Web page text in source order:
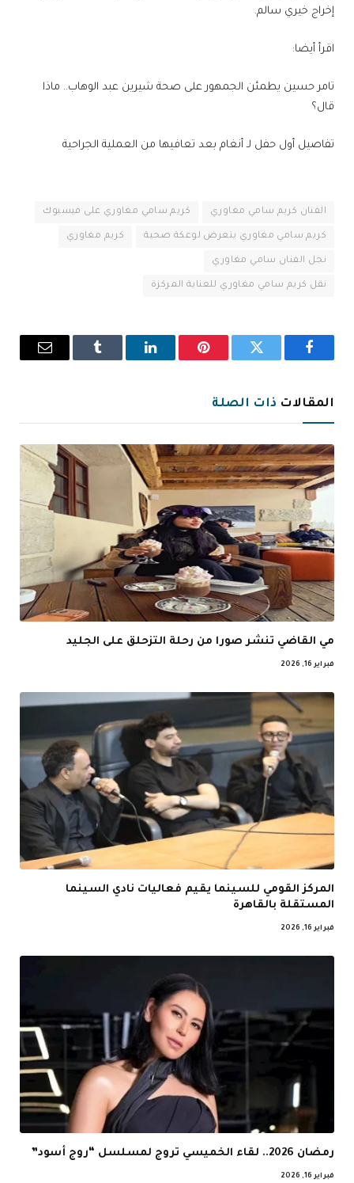
إخراج خيري سالم.
اقرأ أيضا:
تامر حسين يطمئن الجمهور على صحة شيرين عبد الوهاب.. ماذا
قال؟
تفاصيل أول حفل لـ أنغام بعد تعافيها من العملية الجراحية
الفنان كريم سامي مغاوري كريم سامي مغاوري على فيسبوك
كريم سامي مغاوري يتعرض لوعكة صحية كريم مغاوري
نجل الفنان سامي مغاوري
نقل كريم سامي مغاوري للعناية المركزة
فيسبوك تويتر بينتيريستلينكدإن Tumblr
البريد
المقالات ذات الصلة
مي القاضي تنشر صورا من رحلة التزحلق على الجليد
فبراير 16, 2026
المركز القومي للسينما يقيم فعاليات نادي السينما
المستقلة بالقاهرة
فبراير 16, 2026
رمضان 2026.. لقاء الخميسي تروج لمسلسل “روج أسود”
فبراير 16, 2026